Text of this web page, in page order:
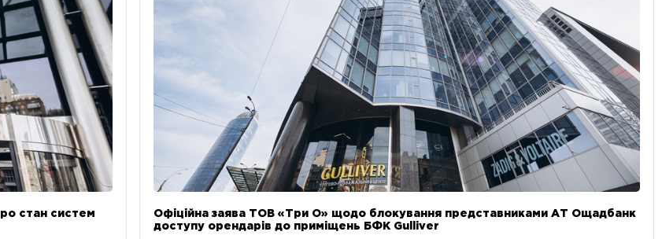
стан систем
Офіційна заява ТОВ «Три О» щодо блокування представниками АТ Ощадбанк
доступу орендарів до приміщень БФК Gulliver